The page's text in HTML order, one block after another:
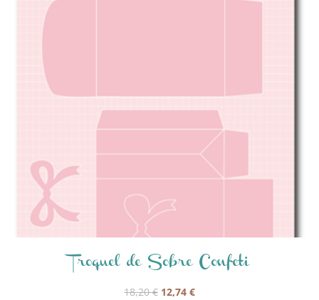
Troquel de Sobre Confeti
18,20€ El
12,74 €El